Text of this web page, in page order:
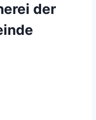
der